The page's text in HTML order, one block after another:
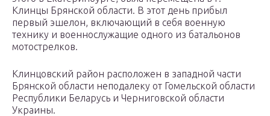
Клинцы Брянской области. В этот день прибыл
первый эшелон, включающий в себя военную
технику и военнослужащие одного из батальонов
мотострелков.
Клинцовский район расположен в западной части
Брянской области неподалеку от Гомельской области
Республики Беларусь и Черниговской области
Украины.